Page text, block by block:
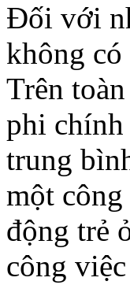
Đối với
không
Trên
phi chính
trung
một
động trẻ
công